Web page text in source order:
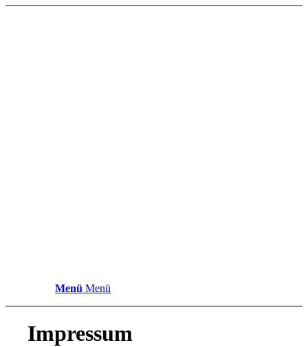
Menü Menü
Impressum